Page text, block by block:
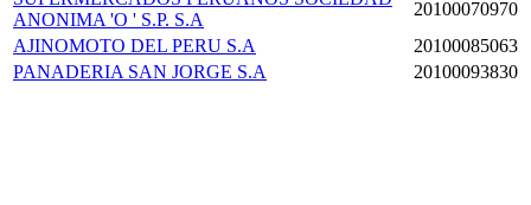
ANONIMA 'O ' S.P. S.A
20100070970
AJINOMOTO DEL PERU S.A
20100085063
PANADERIA SAN JORGE S.A
20100093830